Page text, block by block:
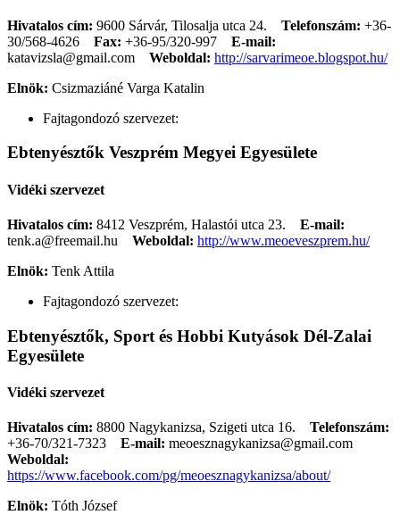
Hivatalos cím: 9600 Sárvár, Tilosalja utca 24. Telefonszám: +36-
30/568-4626
Fax: +36-95/320-997
E-mail:
katavizsla@gmail.com
Weboldal: http://sarvarimeoe.blogspot.hu/
Elnök: Csizmaziáné Varga Katalin
Fajtagondozó szervezet:
Ebtenyésztők Veszprém Megyei Egyesülete
Vidéki szervezet
Hivatalos cím: 8412 Veszprém, Halastói utca 23. E-mail:
tenk.a@freemail.hu
Weboldal: http://www.meoeveszprem.hu/
Elnök: Tenk Attila
Fajtagondozó szervezet:
Ebtenyésztők, Sport és Hobbi Kutyások Dél-Zalai
Egyesülete
Vidéki szervezet
Hivatalos cím: 8800 Nagykanizsa, Szigeti utca 16. Telefonszám:
+36-70/321-7323
E-mail: meoesznagykanizsa@gmail.com
Weboldal:
https://www.facebook.com/pg/meoesznagykanizsa/about/
Elnök: Tóth József